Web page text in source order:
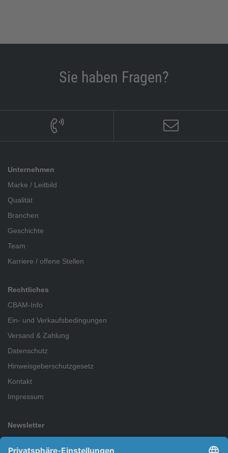
Sie haben Fragen?
Unternehmen
Marke / Leitbild
Qualität
Branchen
Geschichte
Team
Karriere / offene Stellen
Rechtliches
CBAM-Info
Ein- und Verkaufsbedingungen
Versand & Zahlung
Datenschutz
Hinweisgeberschutzgesetz
Kontakt
Impressum
Newsletter
keine Neuigkeit oder Aktion mehr.